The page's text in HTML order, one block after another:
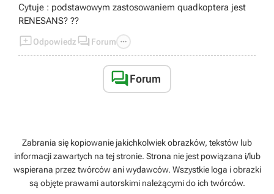
Cytuje : podstawowym zastosowaniem quadkoptera jest
RENESANS? ??
Odpowiedz  Forum 
Forum
Zabrania się kopiowanie jakichkolwiek obrazków, tekstów lub
informacji zawartych na tej stronie. Strona nie jest powiązana i/lub
wspierana przez twórców ani wydawców. Wszystkie loga i obrazki
są objęte prawami autorskimi należącymi do ich twórców.